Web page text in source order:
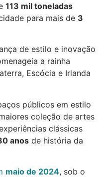
113 mil toneladas
para mais de 3
de estilo e inovação
a rainha
Escócia e Irlanda
públicos em estilo
coleção de artes
clássicas
anos de história da
maio de 2024, sob o